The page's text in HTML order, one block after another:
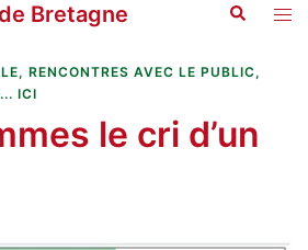
Bretagne
, RENCONTRES AVEC LE PUBLIC,
ICI
le cri d’un